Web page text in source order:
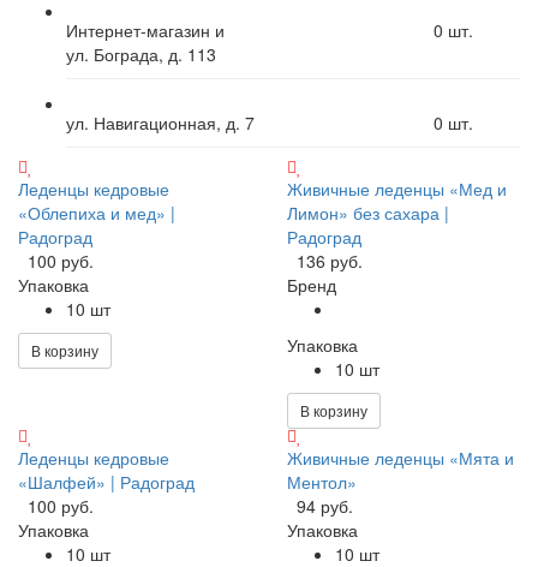
Интернет-магазин и
ул. Бограда, д. 113
0 шт.
ул. Навигационная, д. 7 0 шт.
Леденцы кедровые
«Облепиха и мед» |
Радоград
100 руб.
Упаковка
10 шт
В корзину
Живичные леденцы «Мед и
Лимон» без сахара |
Радоград
136 руб.
Бренд
Упаковка
10 шт
В корзину
Леденцы кедровые
«Шалфей» | Радоград
100 руб.
Упаковка
10 шт
Живичные леденцы «Мята и
Ментол»
94 руб.
Упаковка
10 шт